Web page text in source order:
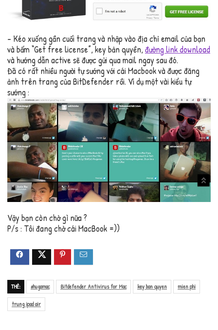
– Kéo xuống gần cuối trang và nhập vào địa chỉ email của bạn
và bấm “Get free license”, key bản quyền, đường link download
và hướng dẫn active sẽ được gửi qua mail ngay sau đó.
Đã có rất nhiều người tự sướng với cái Macbook và được đăng
ảnh trên trang của BitDefender rồi. Ví dụ một vài kiểu tự
sướng :
Vậy bạn còn chờ gì nữa ?
P/s : Tôi đang chờ cái MacBook =))
THẺ: #hugamac Bitdefender Antivirus for Mac key ban quyen mien phi
trung ipad air